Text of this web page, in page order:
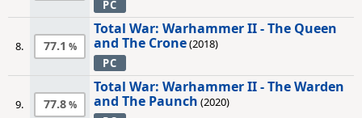
PC
8. 77.1
Total War: Warhammer II - The Queen
and The Crone(2018)
PC
9. 77.8
Total War: Warhammer II - The Warden
and The Paunch (2020)